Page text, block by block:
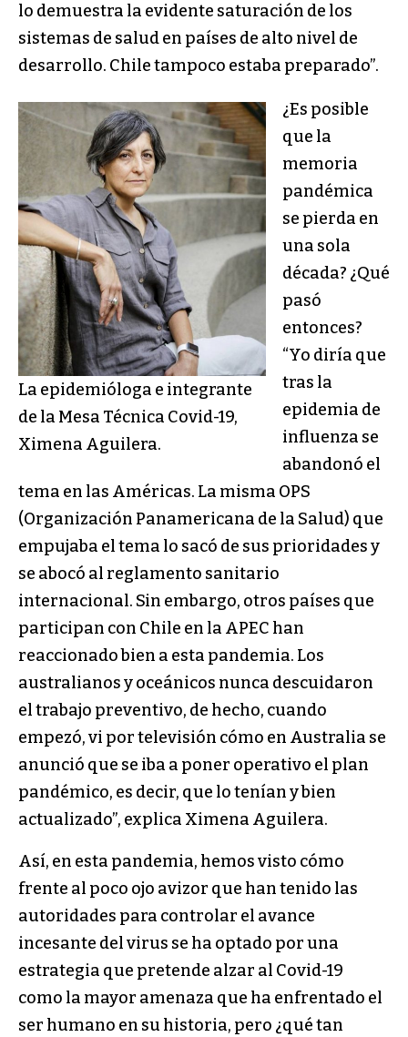
lo demuestra la evidente saturación de los
sistemas de salud en países de alto nivel de
desarrollo. Chile tampoco estaba preparado”.
La epidemióloga e integrante
de la Mesa Técnica Covid-19,
Ximena Aguilera.
¿Es posible
que la
memoria
pandémica
se pierda en
una sola
década? ¿Qué
pasó
entonces?
“Yo diría que
tras la
epidemia de
influenza se
abandonó el
tema en las Américas. La misma OPS
(Organización Panamericana de la Salud) que
empujaba el tema lo sacó de sus prioridades y
se abocó al reglamento sanitario
internacional. Sin embargo, otros países que
participan con Chile en la APEC han
reaccionado bien a esta pandemia. Los
australianos y oceánicos nunca descuidaron
el trabajo preventivo, de hecho, cuando
empezó, vi por televisión cómo en Australia se
anunció que se iba a poner operativo el plan
pandémico, es decir, que lo tenían y bien
actualizado”, explica Ximena Aguilera.
Así, en esta pandemia, hemos visto cómo
frente al poco ojo avizor que han tenido las
autoridades para controlar el avance
incesante del virus se ha optado por una
estrategia que pretende alzar al Covid-19
como la mayor amenaza que ha enfrentado el
ser humano en su historia, pero ¿qué tan